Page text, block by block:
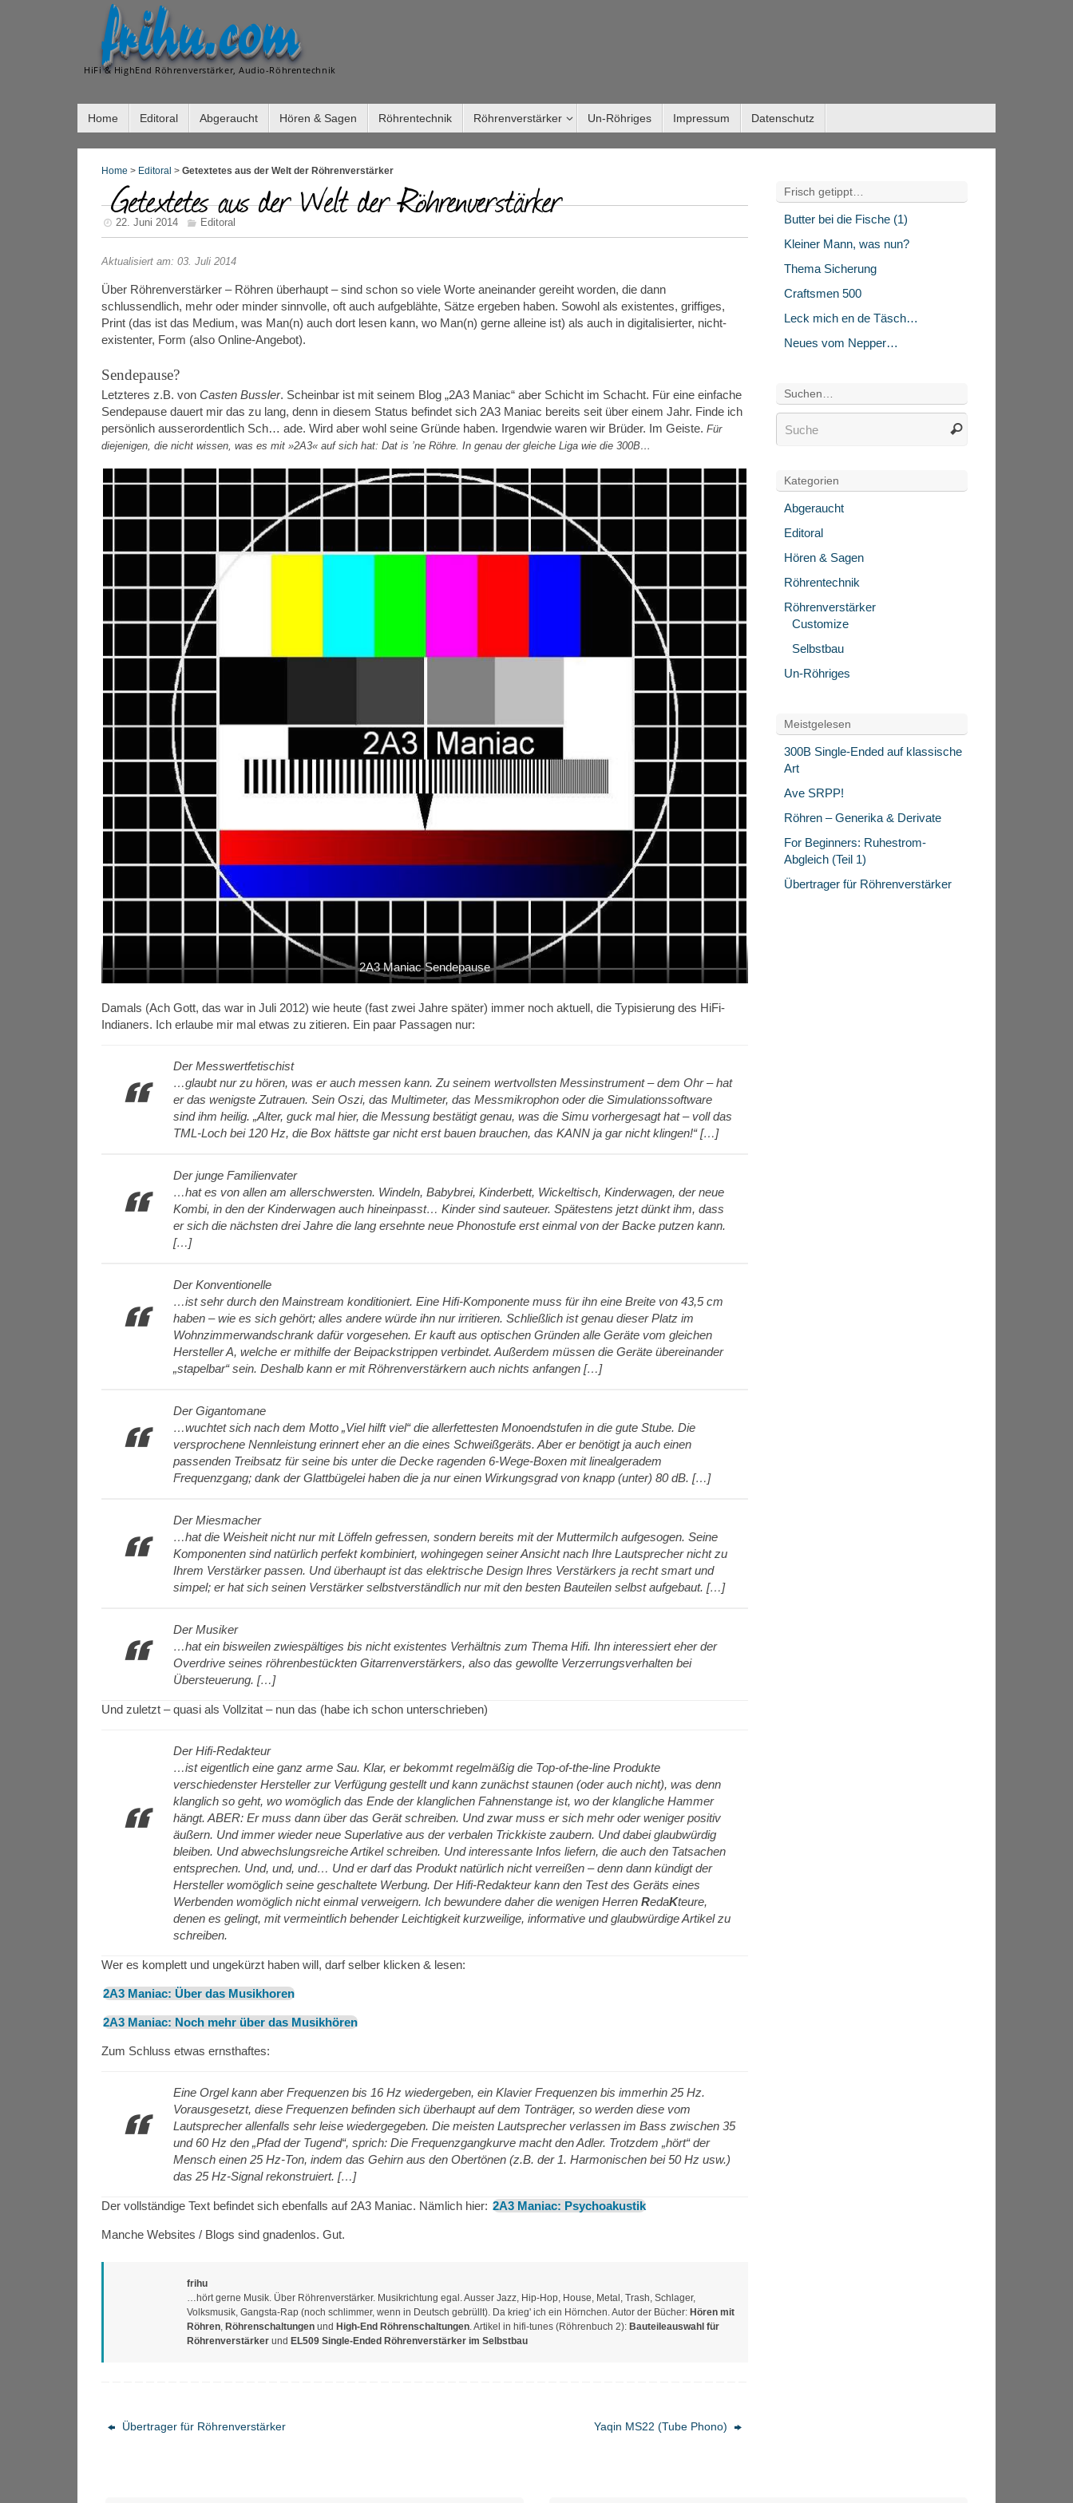
frihu.com
HiFi & HighEnd Röhrenverstärker, Audio-Röhrentechnik
Home Editoral Abgeraucht Hören & Sagen Röhrentechnik Röhrenverstärker Un-Röhriges Impressum Datenschutz
Home > Editoral > Getextetes aus der Welt der Röhrenverstärker
Getextetes aus der Welt der Röhrenverstärker
22. Juni 2014 Editoral
Aktualisiert am: 03. Juli 2014
Über Röhrenverstärker – Röhren überhaupt – sind schon so viele Worte aneinander gereiht worden, die dann
schlussendlich, mehr oder minder sinnvolle, oft auch aufgeblähte, Sätze ergeben haben. Sowohl als existentes, griffiges,
Print (das ist das Medium, was Man(n) auch dort lesen kann, wo Man(n) gerne alleine ist) als auch in digitalisierter, nicht-
existenter, Form (also Online-Angebot).
Sendepause?
Letzteres z.B. von Casten Bussler. Scheinbar ist mit seinem Blog „2A3 Maniac“ aber Schicht im Schacht. Für eine einfache
Sendepause dauert mir das zu lang, denn in diesem Status befindet sich 2A3 Maniac bereits seit über einem Jahr. Finde ich
persönlich ausserordentlich Sch… ade. Wird aber wohl seine Gründe haben. Irgendwie waren wir Brüder. Im Geiste. Für
diejenigen, die nicht wissen, was es mit »2A3« auf sich hat: Dat is ’ne Röhre. In genau der gleiche Liga wie die 300B…
2A3 Maniac Sendepause
Damals (Ach Gott, das war in Juli 2012) wie heute (fast zwei Jahre später) immer noch aktuell, die Typisierung des HiFi-
Indianers. Ich erlaube mir mal etwas zu zitieren. Ein paar Passagen nur:
Der Messwertfetischist
…glaubt nur zu hören, was er auch messen kann. Zu seinem wertvollsten Messinstrument – dem Ohr – hat
er das wenigste Zutrauen. Sein Oszi, das Multimeter, das Messmikrophon oder die Simulationssoftware
sind ihm heilig. „Alter, guck mal hier, die Messung bestätigt genau, was die Simu vorhergesagt hat – voll das
TML-Loch bei 120 Hz, die Box hättste gar nicht erst bauen brauchen, das KANN ja gar nicht klingen!“ […]
Der junge Familienvater
…hat es von allen am allerschwersten. Windeln, Babybrei, Kinderbett, Wickeltisch, Kinderwagen, der neue
Kombi, in den der Kinderwagen auch hineinpasst… Kinder sind sauteuer. Spätestens jetzt dünkt ihm, dass
er sich die nächsten drei Jahre die lang ersehnte neue Phonostufe erst einmal von der Backe putzen kann.
[…]
Der Konventionelle
…ist sehr durch den Mainstream konditioniert. Eine Hifi-Komponente muss für ihn eine Breite von 43,5 cm
haben – wie es sich gehört; alles andere würde ihn nur irritieren. Schließlich ist genau dieser Platz im
Wohnzimmerwandschrank dafür vorgesehen. Er kauft aus optischen Gründen alle Geräte vom gleichen
Hersteller A, welche er mithilfe der Beipackstrippen verbindet. Außerdem müssen die Geräte übereinander
„stapelbar“ sein. Deshalb kann er mit Röhrenverstärkern auch nichts anfangen […]
Der Gigantomane
…wuchtet sich nach dem Motto „Viel hilft viel“ die allerfettesten Monoendstufen in die gute Stube. Die
versprochene Nennleistung erinnert eher an die eines Schweißgeräts. Aber er benötigt ja auch einen
passenden Treibsatz für seine bis unter die Decke ragenden 6-Wege-Boxen mit linealgeradem
Frequenzgang; dank der Glattbügelei haben die ja nur einen Wirkungsgrad von knapp (unter) 80 dB. […]
Der Miesmacher
…hat die Weisheit nicht nur mit Löffeln gefressen, sondern bereits mit der Muttermilch aufgesogen. Seine
Komponenten sind natürlich perfekt kombiniert, wohingegen seiner Ansicht nach Ihre Lautsprecher nicht zu
Ihrem Verstärker passen. Und überhaupt ist das elektrische Design Ihres Verstärkers ja recht smart und
simpel; er hat sich seinen Verstärker selbstverständlich nur mit den besten Bauteilen selbst aufgebaut. […]
Der Musiker
…hat ein bisweilen zwiespältiges bis nicht existentes Verhältnis zum Thema Hifi. Ihn interessiert eher der
Overdrive seines röhrenbestückten Gitarrenverstärkers, also das gewollte Verzerrungsverhalten bei
Übersteuerung. […]
Und zuletzt – quasi als Vollzitat – nun das (habe ich schon unterschrieben)
Der Hifi-Redakteur
…ist eigentlich eine ganz arme Sau. Klar, er bekommt regelmäßig die Top-of-the-line Produkte
verschiedenster Hersteller zur Verfügung gestellt und kann zunächst staunen (oder auch nicht), was denn
klanglich so geht, wo womöglich das Ende der klanglichen Fahnenstange ist, wo der klangliche Hammer
hängt. ABER: Er muss dann über das Gerät schreiben. Und zwar muss er sich mehr oder weniger positiv
äußern. Und immer wieder neue Superlative aus der verbalen Trickkiste zaubern. Und dabei glaubwürdig
bleiben. Und abwechslungsreiche Artikel schreiben. Und interessante Infos liefern, die auch den Tatsachen
entsprechen. Und, und, und… Und er darf das Produkt natürlich nicht verreißen – denn dann kündigt der
Hersteller womöglich seine geschaltete Werbung. Der Hifi-Redakteur kann den Test des Geräts eines
Werbenden womöglich nicht einmal verweigern. Ich bewundere daher die wenigen Herren RedaKteure,
denen es gelingt, mit vermeintlich behender Leichtigkeit kurzweilige, informative und glaubwürdige Artikel zu
schreiben.
Wer es komplett und ungekürzt haben will, darf selber klicken & lesen:
2A3 Maniac: Über das Musikhoren
2A3 Maniac: Noch mehr über das Musikhören
Zum Schluss etwas ernsthaftes:
Eine Orgel kann aber Frequenzen bis 16 Hz wiedergeben, ein Klavier Frequenzen bis immerhin 25 Hz.
Vorausgesetzt, diese Frequenzen befinden sich überhaupt auf dem Tonträger, so werden diese vom
Lautsprecher allenfalls sehr leise wiedergegeben. Die meisten Lautsprecher verlassen im Bass zwischen 35
und 60 Hz den „Pfad der Tugend“, sprich: Die Frequenzgangkurve macht den Adler. Trotzdem „hört“ der
Mensch einen 25 Hz-Ton, indem das Gehirn aus den Obertönen (z.B. der 1. Harmonischen bei 50 Hz usw.)
das 25 Hz-Signal rekonstruiert. […]
Der vollständige Text befindet sich ebenfalls auf 2A3 Maniac. Nämlich hier: 2A3 Maniac: Psychoakustik
Manche Websites / Blogs sind gnadenlos. Gut.
frihu
…hört gerne Musik. Über Röhrenverstärker. Musikrichtung egal. Ausser Jazz, Hip-Hop, House, Metal, Trash, Schlager,
Volksmusik, Gangsta-Rap (noch schlimmer, wenn in Deutsch gebrüllt). Da krieg' ich ein Hörnchen. Autor der Bücher: Hören mit
Röhren Röhrenschaltungen und High-End Röhrenschaltungen . Artikel in hifi-tunes (Röhrenbuch 2): Bauteileauswahl für
Röhrenverstärker und EL509 Single-Ended Röhrenverstärker im Selbstbau
Übertrager für Röhrenverstärker Yaqin MS22 (Tube Phono)
Frisch getippt…
Butter bei die Fische (1)
Kleiner Mann, was nun?
Thema Sicherung
Craftsmen 500
Leck mich en de Täsch…
Neues vom Nepper…
Suchen…
Kategorien
Abgeraucht
Editoral
Hören & Sagen
Röhrentechnik
Röhrenverstärker
Customize
Selbstbau
Un-Röhriges
Meistgelesen
300B Single-Ended auf klassische
Art
Ave SRPP!
Röhren – Generika & Derivate
For Beginners: Ruhestrom-
Abgleich (Teil 1)
Übertrager für Röhrenverstärker